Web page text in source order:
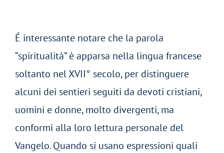
É interessante notare che la parola
“spiritualità” è apparsa nella lingua francese
soltanto nel XVII° secolo, per distinguere
alcuni dei sentieri seguiti da devoti cristiani,
uomini e donne, molto divergenti, ma
conformi alla loro lettura personale del
Vangelo. Quando si usano espressioni quali